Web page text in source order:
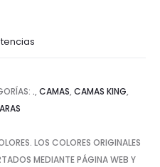
., CAMAS, CAMAS KING,
LOS COLORES ORIGINALES
MEDIANTE PÁGINA WEB Y